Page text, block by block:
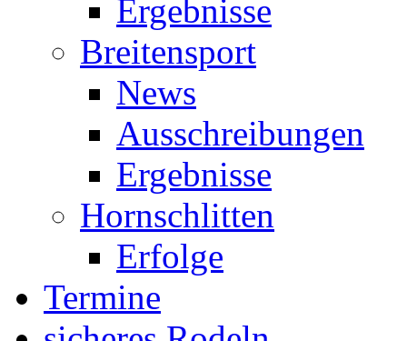
Ergebnisse
Breitensport
News
Ausschreibungen
Ergebnisse
Hornschlitten
Erfolge
Termine